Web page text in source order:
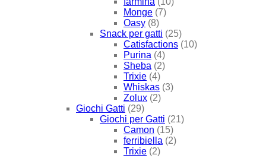
Monge (7)
Oasy (8)
Snack per gatti (25)
Catisfactions (10)
Purina (4)
Sheba (2)
Trixie (4)
Whiskas (3)
Zolux (2)
Giochi Gatti (29)
Giochi per Gatti (21)
Camon (15)
ferribiella (2)
Trixie (2)